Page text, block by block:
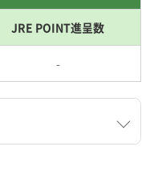
JRE POINT進呈数
-